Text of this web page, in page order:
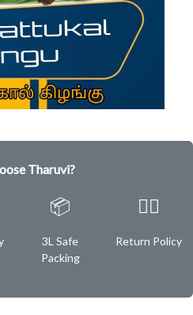
Tharuvi?
📦
3L Safe
Packing
✌🏿
Return Policy